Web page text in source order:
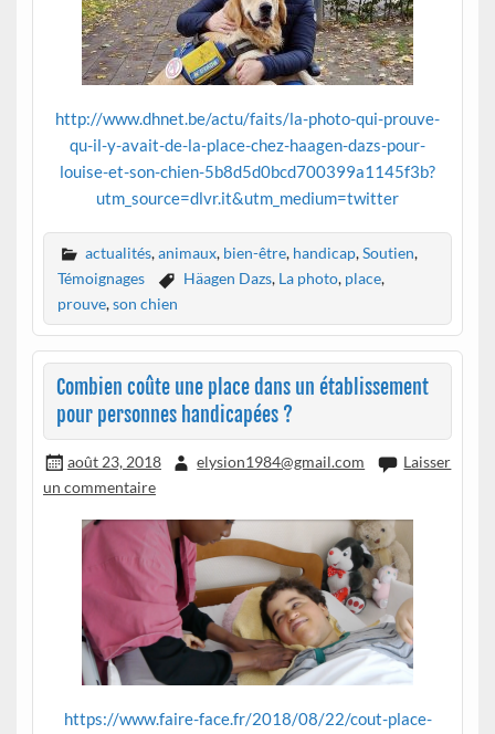
http://www.dhnet.be/actu/faits/la-photo-qui-prouve-
qu-il-y-avait-de-la-place-chez-haagen-dazs-pour-
louise-et-son-chien-5b8d5d0bcd700399a1145f3b?
utm_source=dlvr.it&utm_medium=twitter
actualités,animaux, bien-être, handicap,Soutien,
Témoignages
Häagen Dazs, La photo, place,
prouve,son chien
Combien coûte une place dans un établissement
pour personnes handicapées ?
août 23, 2018 elysion1984@gmail.com
Laisser
un commentaire
https://www.faire-face.fr/2018/08/22/cout-place-